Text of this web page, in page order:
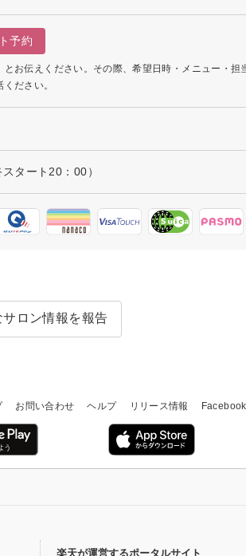
予約
お伝えください。その際、希望日時・メニュー・担
ださい。
タート20：00）
ロン情報を報告
お問い合わせ ヘルプ リリース情報 Facebook
楽天が運営するポータルサイト